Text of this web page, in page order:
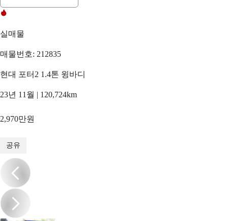
실매물
매물번호: 212835
현대 포터2 1.4톤 윙바디
23년 11월 | 120,724km
2,970만원
공유
/20